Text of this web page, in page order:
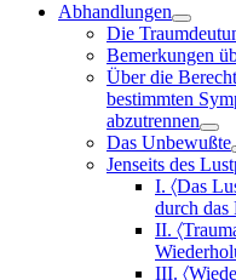
Abhandlungen
Die
Bemerkungen
Über die
bestimmten
abzutrennen
Das Unbewußte
Jenseits des
I. 〈Das
durch das
II.
III.